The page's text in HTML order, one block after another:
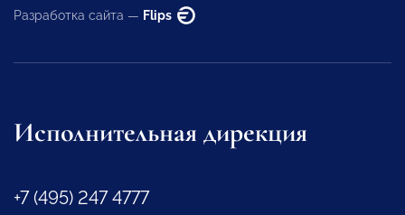
Разработка сайта — Flips
Исполнительная дирекция
+7 (495) 247 4777